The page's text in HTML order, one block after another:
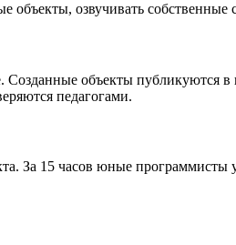
озвучивать собственные
объекты публикуются
педагогами.
За 15 часов юные